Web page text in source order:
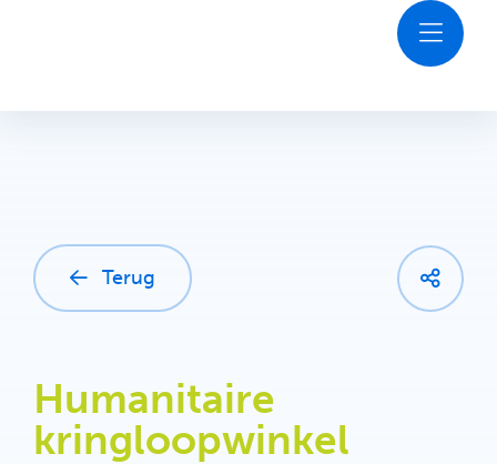
Terug
Humanitaire
kringloopwinkel
Plan je bezoek